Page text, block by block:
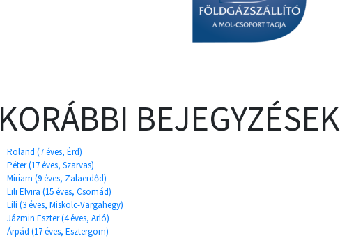
KORÁBBI BEJEGYZÉSEK
Roland (7 éves, Érd)
Péter (17 éves, Szarvas)
Miriam (9 éves, Zalaerdőd)
Lili Elvira (15 éves, Csomád)
Lili (3 éves, Miskolc-Vargahegy)
Jázmin Eszter (4 éves, Arló)
Árpád (17 éves, Esztergom)